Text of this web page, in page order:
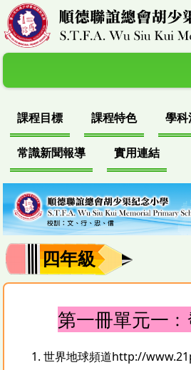
課程目標 課程特色 學
常識新聞報導 實用連結
四年級
第一冊單元一
世界地球頻道http://